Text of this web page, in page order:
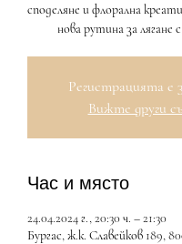
споделяне и флорална
нова рутина за
Регистрацията е
Вижте други
Час и място
24.04.2024 г., 20:30 ч. – 21:30
Бургас, ж.к. Славейков 189,